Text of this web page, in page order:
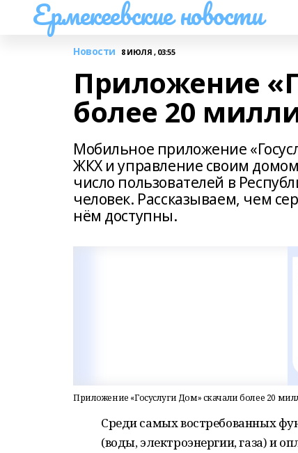
Ермекеевские новости
Новости 8 ИЮЛЯ , 03:55
Приложение
более 20
Мобильное приложение
ЖКХ и управление своим
число пользователей в
человек. Рассказываем, чем
нём доступны.
Приложение «Госуслуги Дом» скачали более 20
Среди самых востребованных
(воды, электроэнергии, газа) и